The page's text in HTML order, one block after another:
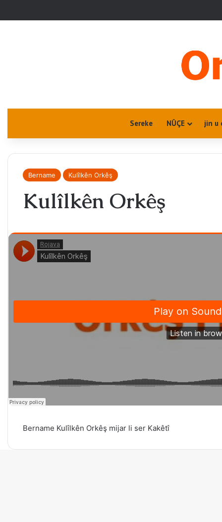
Sereke NÛÇE jin u
Bername Kulîlkên Orkêş
Kulîlkên Orkêş
Bername Kulîlkên Orkêş mijar li ser Kakêtî